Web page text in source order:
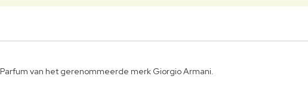
van het gerenommeerde merk Giorgio Armani.